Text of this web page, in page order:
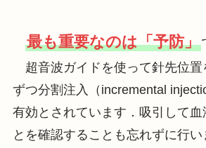
最も重要なのは「予防」
超音波ガイドを使って針先位置
ずつ分割注入（incremental
有効とされています．吸引して血
とを確認することも忘れずに行い